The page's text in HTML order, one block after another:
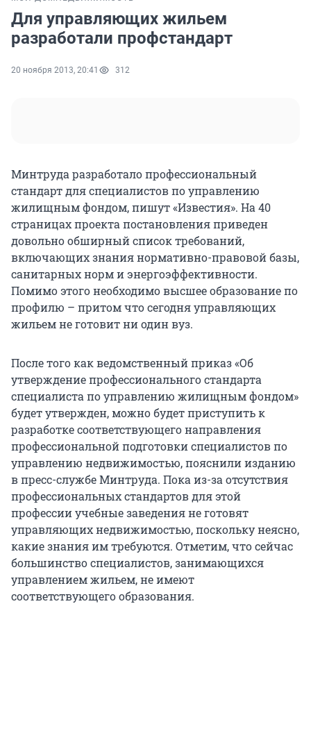
Для управляющих жильем
разработали профстандарт
20 ноября 2013, 20:41 312
Минтруда разработало профессиональный
стандарт для специалистов по управлению
жилищным фондом, пишут «Известия». На 40
страницах проекта постановления приведен
довольно обширный список требований,
включающих знания нормативно-правовой базы,
санитарных норм и энергоэффективности.
Помимо этого необходимо высшее образование по
профилю – притом что сегодня управляющих
жильем не готовит ни один вуз.
После того как ведомственный приказ «Об
утверждение профессионального стандарта
специалиста по управлению жилищным фондом»
будет утвержден, можно будет приступить к
разработке соответствующего направления
профессиональной подготовки специалистов по
управлению недвижимостью, пояснили изданию
в пресс-службе Минтруда. Пока из-за отсутствия
профессиональных стандартов для этой
профессии учебные заведения не готовят
управляющих недвижимостью, поскольку неясно,
какие знания им требуются. Отметим, что сейчас
большинство специалистов, занимающихся
управлением жильем, не имеют
соответствующего образования.